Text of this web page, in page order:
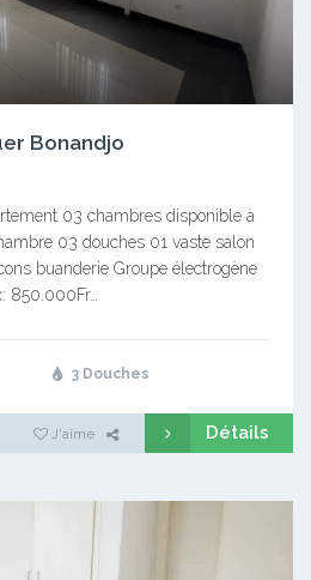
Bonandjo
03 chambres disponible à
03 douches 01 vaste salon
buanderie Groupe électrogène
850.000Fr…
3 Douches
J'aime Détails